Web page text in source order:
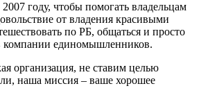
году, чтобы помогать владельцам
от владения красивыми
по РБ, общаться и просто
компании единомышленников.
организация, не ставим целью
наша миссия – ваше хорошее